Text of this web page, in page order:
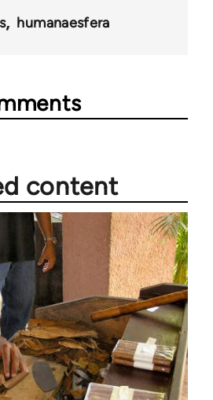
humanaesfera
content